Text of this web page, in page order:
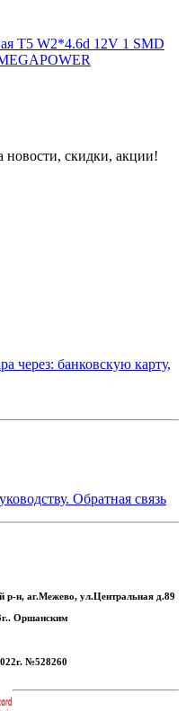
T5 W2*4.6d 12V 1 SMD
новости, скидки, акции!
через: банковскую карту,
Обратная связь
р-н, аг.Межево, ул.Центральная д.89
Оршанским
№528260